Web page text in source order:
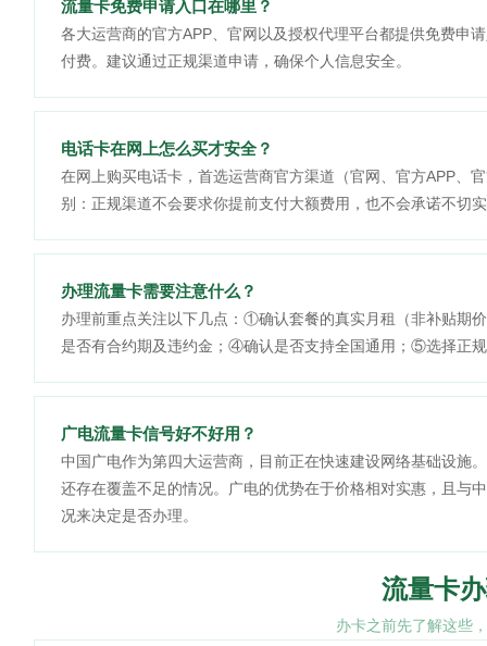
流量卡免费申请入口在哪里？
各大运营商的官方APP、官网以及授权代理平台都提供免费申
付费。建议通过正规渠道申请，确保个人信息安全。
电话卡在网上怎么买才安全？
在网上购买电话卡，首选运营商官方渠道（官网、官方APP、
别：正规渠道不会要求你提前支付大额费用，也不会承诺不切
办理流量卡需要注意什么？
办理前重点关注以下几点：①确认套餐的真实月租（非补贴
是否有合约期及违约金；④确认是否支持全国通用；⑤选择正
广电流量卡信号好不好用？
中国广电作为第四大运营商，目前正在快速建设网络基础设施
还存在覆盖不足的情况。广电的优势在于价格相对实惠，且与
况来决定是否办理。
流量卡
办卡之前先了解这些